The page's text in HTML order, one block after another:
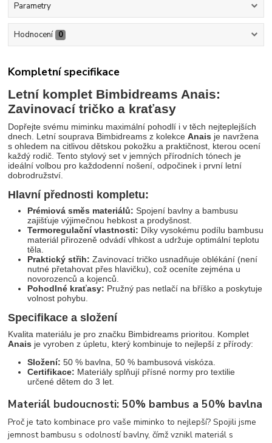
Parametry
Hodnocení 0
Kompletní specifikace
Letní komplet Bimbidreams Anais:
Zavinovací tričko a kraťasy
Dopřejte svému miminku maximální pohodlí i v těch nejteplejších
dnech. Letní souprava Bimbidreams z kolekceAnais je navržena
s ohledem na citlivou dětskou pokožku a praktičnost, kterou ocení
každý rodič. Tento stylový set v jemných přírodních tónech je
ideální volbou pro každodenní nošení, odpočinek i první letní
dobrodružství.
Hlavní přednosti kompletu:
Prémiová směs materiálů: Spojení bavlny a bambusu
zajišťuje výjimečnou hebkost a prodyšnost.
Termoregulační vlastnosti: Díky vysokému podílu bambusu
materiál přirozeně odvádí vlhkost a udržuje optimální teplotu
těla.
Praktický střih: Zavinovací tričko usnadňuje oblékání (není
nutné přetahovat přes hlavičku), což oceníte zejména u
novorozenců a kojenců.
Pohodlné kraťasy: Pružný pas netlačí na bříško a poskytuje
volnost pohybu.
Specifikace a složení
Kvalita materiálu je pro značku Bimbidreams prioritou. Komplet
Anais je vyroben z úpletu, který kombinuje to nejlepší z přírody:
Složení: 50 % bavlna, 50 % bambusová viskóza.
Certifikace: Materiály splňují přísné normy pro textilie
určené dětem do 3 let.
Materiál budoucnosti: 50% bambus a 50% bavlna
Proč je tato kombinace pro vaše miminko to nejlepší? Spojili jsme
jemnost bambusu s odolností bavlny, čímž vznikl materiál s